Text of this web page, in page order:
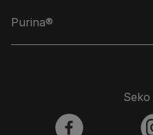
Purina®
Seko